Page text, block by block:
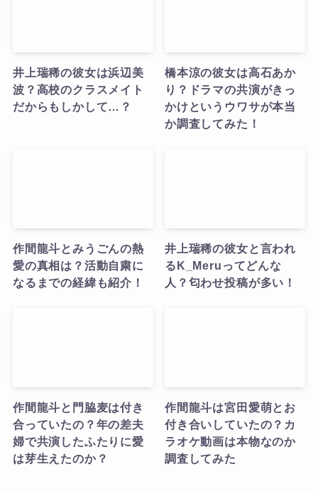
井上瑞稀の彼女は浜辺美
波？高校のクラスメイト
だからもしかして…？
橋本涼の彼女は高石あか
り？ドラマの共演がきっ
かけというウワサが本当
か調査してみた！
作間龍斗とみうごんの熱
愛の真相は？活動自粛に
なるまでの経緯も紹介！
井上瑞稀の彼女と言われ
るK_Meruってどんな
人？匂わせ投稿が多い！
作間龍斗と門脇麦は付き
合っていたの？年の差夫
婦で共演したふたりに愛
は芽生えたのか？
作間龍斗は宮田愛萌とお
付き合いしていたの？カ
ラオケ動画は本物なのか
調査してみた